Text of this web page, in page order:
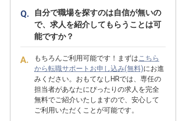
自分で職場を探すのは自信が無いの
で、求人を紹介してもらうことは可
能ですか？
もちろんご利用可能です！まずはこちら
から転職サポートお申し込み(無料)にお進
みください。おもてなしHRでは、専任の
担当者があなたにぴったりの求人を完全
無料でご紹介いたしますので、安心して
ご利用いただくことが可能です。